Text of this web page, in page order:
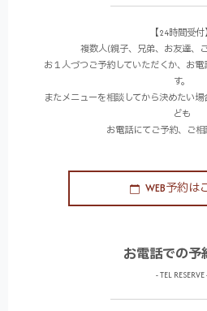
【24時間受付】
複数人(親子、兄弟、お友達、
お１人づつご予約していただくか、お
す。
またメニューを相談してから決めたい
ども
お電話にてご予約、ご相
WEB予約は
お電話での予
- TEL RESERVE